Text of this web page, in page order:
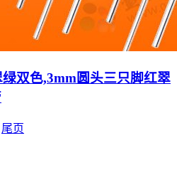
双色,3mm圆头三只脚红翠
尾页